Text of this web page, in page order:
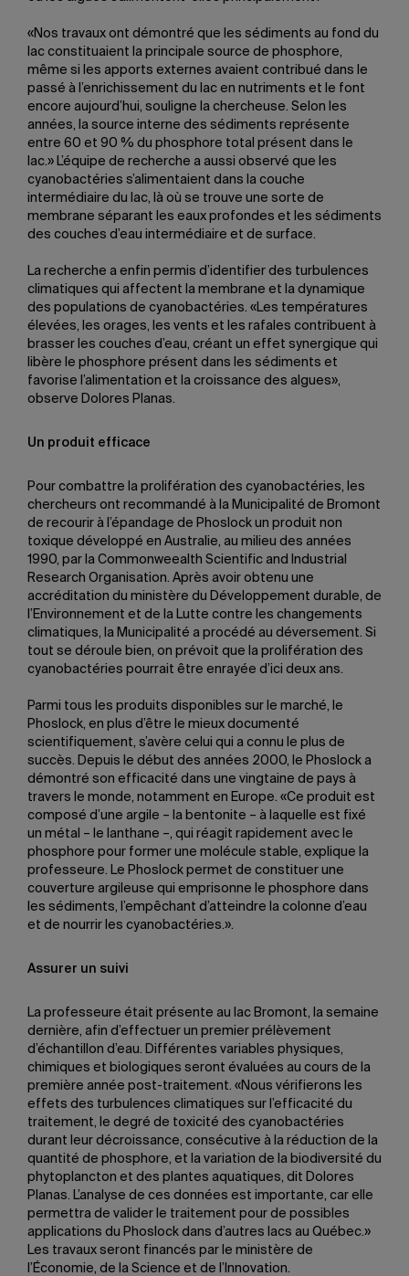
«Nos travaux ont démontré que les sédiments au fond du
lac constituaient la principale source de phosphore,
même si les apports externes avaient contribué dans le
passé à l’enrichissement du lac en nutriments et le font
encore aujourd’hui, souligne la chercheuse. Selon les
années, la source interne des sédiments représente
entre 60 et 90 % du phosphore total présent dans le
lac.» L’équipe de recherche a aussi observé que les
cyanobactéries s’alimentaient dans la couche
intermédiaire du lac, là où se trouve une sorte de
membrane séparant les eaux profondes et les sédiments
des couches d’eau intermédiaire et de surface.
La recherche a enfin permis d’identifier des turbulences
climatiques qui affectent la membrane et la dynamique
des populations de cyanobactéries. «Les températures
élevées, les orages, les vents et les rafales contribuent à
brasser les couches d’eau, créant un effet synergique qui
libère le phosphore présent dans les sédiments et
favorise l’alimentation et la croissance des algues»,
observe Dolores Planas.
Un produit efficace
Pour combattre la prolifération des cyanobactéries, les
chercheurs ont recommandé à la Municipalité de Bromont
de recourir à l’épandage de Phoslock un produit non
toxique développé en Australie, au milieu des années
1990, par la Commonweealth Scientific and Industrial
Research Organisation. Après avoir obtenu une
accréditation du ministère du Développement durable, de
l’Environnement et de la Lutte contre les changements
climatiques, la Municipalité a procédé au déversement. Si
tout se déroule bien, on prévoit que la prolifération des
cyanobactéries pourrait être enrayée d’ici deux ans.
Parmi tous les produits disponibles sur le marché, le
Phoslock, en plus d’être le mieux documenté
scientifiquement, s’avère celui qui a connu le plus de
succès. Depuis le début des années 2000, le Phoslock a
démontré son efficacité dans une vingtaine de pays à
travers le monde, notamment en Europe. «Ce produit est
composé d’une argile – la bentonite – à laquelle est fixé
un métal – le lanthane –, qui réagit rapidement avec le
phosphore pour former une molécule stable, explique la
professeure. Le Phoslock permet de constituer une
couverture argileuse qui emprisonne le phosphore dans
les sédiments, l’empêchant d’atteindre la colonne d’eau
et de nourrir les cyanobactéries.».
Assurer un suivi
La professeure était présente au lac Bromont, la semaine
dernière, afin d’effectuer un premier prélèvement
d’échantillon d’eau. Différentes variables physiques,
chimiques et biologiques seront évaluées au cours de la
première année post-traitement. «Nous vérifierons les
effets des turbulences climatiques sur l’efficacité du
traitement, le degré de toxicité des cyanobactéries
durant leur décroissance, consécutive à la réduction de la
quantité de phosphore, et la variation de la biodiversité du
phytoplancton et des plantes aquatiques, dit Dolores
Planas. L’analyse de ces données est importante, car elle
permettra de valider le traitement pour de possibles
applications du Phoslock dans d’autres lacs au Québec.»
Les travaux seront financés par le ministère de
l’Économie, de la Science et de l’Innovation.